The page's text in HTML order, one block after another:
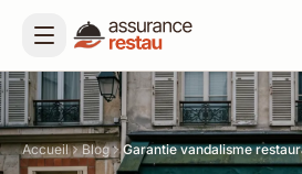
Accueil Blog Garantie vandalisme